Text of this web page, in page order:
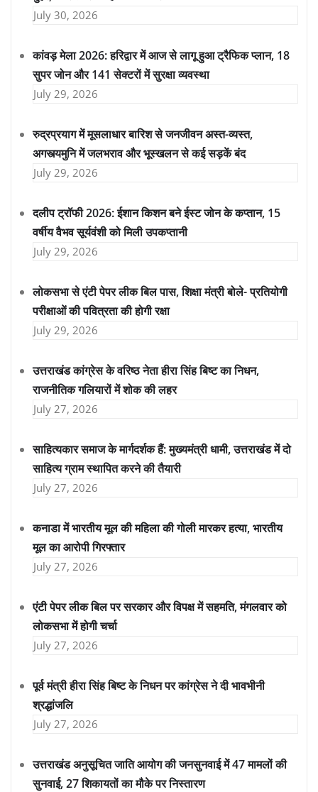
July 30, 2026
कांवड़ मेला 2026: हरिद्वार में आज से लागू हुआ ट्रैफिक प्लान, 18
सुपर जोन और 141 सेक्टरों में सुरक्षा व्यवस्था
July 29, 2026
रुद्रप्रयाग में मूसलाधार बारिश से जनजीवन अस्त-व्यस्त,
अगस्त्यमुनि में जलभराव और भूस्खलन से कई सड़कें बंद
July 29, 2026
दलीप ट्रॉफी 2026: ईशान किशन बने ईस्ट जोन के कप्तान, 15
वर्षीय वैभव सूर्यवंशी को मिली उपकप्तानी
July 29, 2026
लोकसभा से एंटी पेपर लीक बिल पास, शिक्षा मंत्री बोले- प्रतियोगी
परीक्षाओं की पवित्रता की होगी रक्षा
July 29, 2026
उत्तराखंड कांग्रेस के वरिष्ठ नेता हीरा सिंह बिष्ट का निधन,
राजनीतिक गलियारों में शोक की लहर
July 27, 2026
साहित्यकार समाज के मार्गदर्शक हैं: मुख्यमंत्री धामी, उत्तराखंड में दो
साहित्य ग्राम स्थापित करने की तैयारी
July 27, 2026
कनाडा में भारतीय मूल की महिला की गोली मारकर हत्या, भारतीय
मूल का आरोपी गिरफ्तार
July 27, 2026
एंटी पेपर लीक बिल पर सरकार और विपक्ष में सहमति, मंगलवार को
लोकसभा में होगी चर्चा
July 27, 2026
पूर्व मंत्री हीरा सिंह बिष्ट के निधन पर कांग्रेस ने दी भावभीनी
श्रद्धांजलि
July 27, 2026
उत्तराखंड अनुसूचित जाति आयोग की जनसुनवाई में 47 मामलों की
सुनवाई, 27 शिकायतों का मौके पर निस्तारण